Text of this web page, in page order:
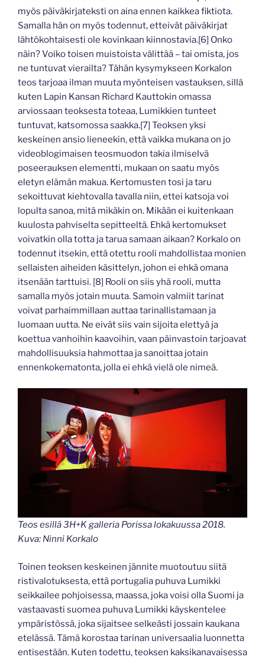
myös päiväkirjateksti on aina ennen kaikkea fiktiota.
Samalla hän on myös todennut, etteivät päiväkirjat
lähtökohtaisesti ole kovinkaan kiinnostavia.[6] Onko
näin? Voiko toisen muistoista välittää – tai omista, jos
ne tuntuvat vierailta? Tähän kysymykseen Korkalon
teos tarjoaa ilman muuta myönteisen vastauksen, sillä
kuten Lapin Kansan Richard Kauttokin omassa
arviossaan teoksesta toteaa, Lumikkien tunteet
tuntuvat, katsomossa saakka.[7] Teoksen yksi
keskeinen ansio lieneekin, että vaikka mukana on jo
videoblogimaisen teosmuodon takia ilmiselvä
poseerauksen elementti, mukaan on saatu myös
eletyn elämän makua. Kertomusten tosi ja taru
sekoittuvat kiehtovalla tavalla niin, ettei katsoja voi
lopulta sanoa, mitä mikäkin on. Mikään ei kuitenkaan
kuulosta pahviselta sepitteeltä. Ehkä kertomukset
voivatkin olla totta ja tarua samaan aikaan? Korkalo on
todennut itsekin, että otettu rooli mahdollistaa monien
sellaisten aiheiden käsittelyn, johon ei ehkä omana
itsenään tarttuisi. [8] Rooli on siis yhä rooli, mutta
samalla myös jotain muuta. Samoin valmiit tarinat
voivat parhaimmillaan auttaa tarinallistamaan ja
luomaan uutta. Ne eivät siis vain sijoita elettyä ja
koettua vanhoihin kaavoihin, vaan päinvastoin tarjoavat
mahdollisuuksia hahmottaa ja sanoittaa jotain
ennenkokematonta, jolla ei ehkä vielä ole nimeä.
Teos esillä 3H+K galleria Porissa lokakuussa 2018.
Kuva: Ninni Korkalo
Toinen teoksen keskeinen jännite muotoutuu siitä
ristivalotuksesta, että portugalia puhuva Lumikki
seikkailee pohjoisessa, maassa, joka voisi olla Suomi ja
vastaavasti suomea puhuva Lumikki käyskentelee
ympäristössä, joka sijaitsee selkeästi jossain kaukana
etelässä. Tämä korostaa tarinan universaalia luonnetta
entisestään. Kuten todettu, teoksen kaksikanavaisessa